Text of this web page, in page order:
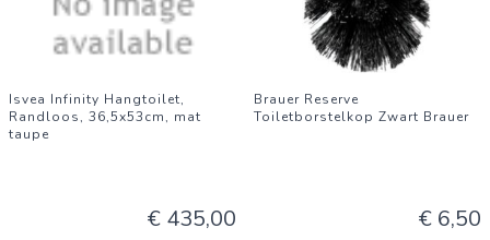
Isvea Infinity Hangtoilet,
Randloos, 36,5x53cm, mat
taupe
€ 435,00
Brauer Reserve
Toiletborstelkop Zwart Brauer
€ 6,50